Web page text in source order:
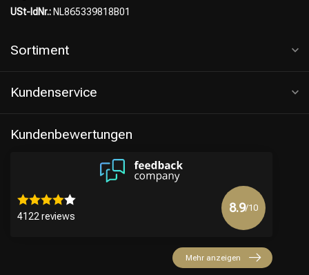
USt-IdNr.: NL865339818B01
Sortiment
Kundenservice
Kundenbewertungen
4122 reviews
8.9/10
Mehr anzeigen